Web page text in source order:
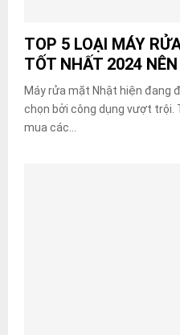
TOP 5 LOẠI MÁY
TỐT NHẤT 2024 NÊN
Máy rửa mặt Nhật hiện đang
chọn bởi công dụng vượt trội.
mua các...